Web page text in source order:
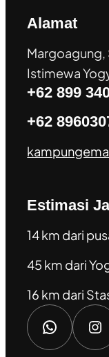
Alamat
Margoagung,
Istimewa
+62 899
+62
Estimasi
14 km dari
45 km dari
16 km dari